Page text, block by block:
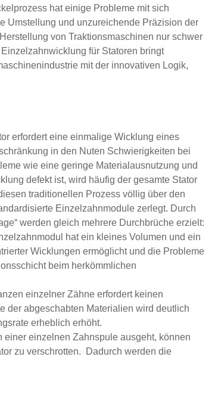
hat einige Probleme mit sich
Umstellung und unzureichende Präzision der
von Traktionsmaschinen nur schwer
für Statoren bringt
mit der innovativen Logik,
erfordert eine einmalige Wicklung eines
in den Nuten Schwierigkeiten bei
wie eine geringe Materialausnutzung und
defekt ist, wird häufig der gesamte Stator
traditionellen Prozess völlig über den
Einzelzahnmodule zerlegt. Durch
werden gleich mehrere Durchbrüche erzielt:
hat ein kleines Volumen und ein
Wicklungen ermöglicht und die Probleme
beim herkömmlichen
einzelner Zähne erfordert keinen
der abgeschabten Materialien wird deutlich
erheblich erhöht.
einer einzelnen Zahnspule ausgeht, können
zu verschrotten. Dadurch werden die